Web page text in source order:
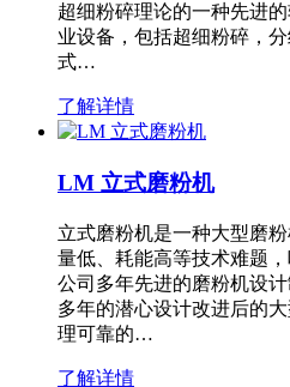
超细粉碎理论的一种先进
业设备，包括超细粉碎，
式…
了解详情
LM 立式磨粉机
立式磨粉机是一种大型磨
量低、耗能高等技术难题
公司多年先进的磨粉机设
多年的潜心设计改进后的
理可靠的…
了解详情